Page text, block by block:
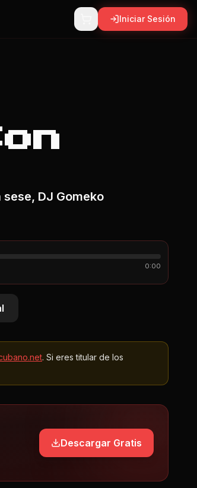
Iniciar Sesión
DJ Gomeko
0:00
. Si eres titular de los
Descargar Gratis